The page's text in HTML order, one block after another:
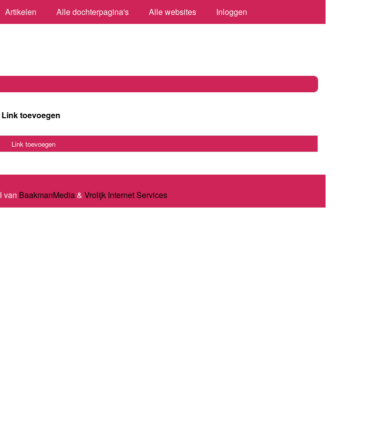
Artikelen Alle dochterpagina's Alle websites Inloggen
Link toevoegen
Link toevoegen
van BaakmanMedia& Vrolijk Internet Services